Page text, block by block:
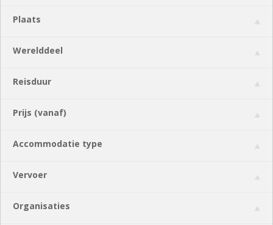
Plaats
Werelddeel
Reisduur
Prijs (vanaf)
Accommodatie type
Vervoer
Organisaties